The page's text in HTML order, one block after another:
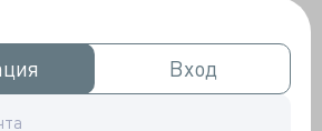
Вход
Вход
рассказывать про вредность
емутысячи лет, итак все знают.
чёрной оспы и чумы, то
бы инфекционным лидером
давно, в отказавшемся от